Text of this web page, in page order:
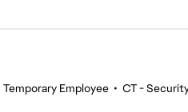
Temporary Employee • CT -